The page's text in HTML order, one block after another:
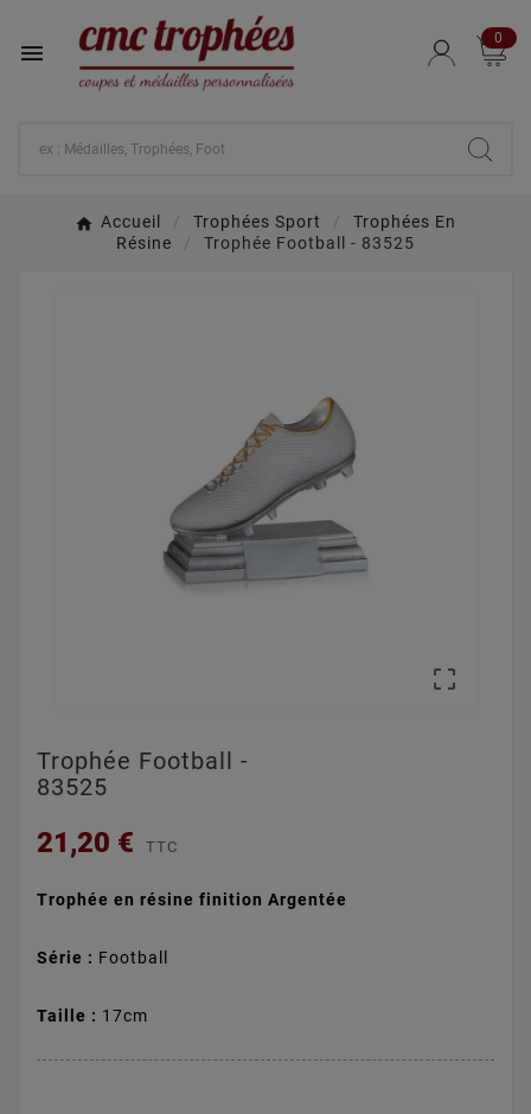

0
Accueil Trophées Sport
Trophées En
Résine
Trophée Football - 83525

Trophée Football -
83525
21,20 € TTC
Trophée en résine finition Argentée
Série : Football
Taille : 17cm